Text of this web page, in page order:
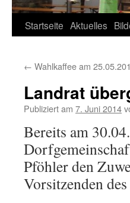
Zum
springen
Startseite Aktuelles
← Wahlkaffee am
Landrat
Publiziert am 7. Juni 2014
Bereits am
Pföhler den
Vorsitzenden